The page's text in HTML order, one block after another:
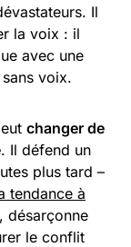
Il
la voix : il
avec une
voix.
changer de
. Il défend un
plus tard –
tendance à
, désarçonne
le conflit